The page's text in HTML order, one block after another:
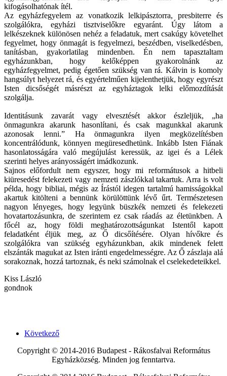
kifogásolhatónak ítél.
Az egyházfegyelem az vonatkozik lelkipásztorra, presbiterre és
szolgálókra, egyházi tisztviselőkre egyaránt. Úgy látom a
lelkészeknek különösen nehéz a feladatuk, mert csakúgy követelhet
fegyelmet, hogy önmagát is fegyelmezi, beszédben, viselkedésben,
tanításban, gyakorlatilag mindenben. Én nem tapasztaltam
egyházunkban, hogy kelőképpen gyakorolnánk az
egyházfegyelmet, pedig égetően szükség van rá. Kálvin is komoly
hangsúlyt helyezet rá, és egyértelműen kijelenthetjük, hogy egyrészt
Isten dicsőségét másrészt az egyháztagok lelki előmozdítását
szolgálja.
Identitásunk zavarát vagy elvesztését akkor észleljük, „ha
önmagunkra akarunk hasonlítani, és csak magunkkal akarunk
azonosak lenni.” Ha önmagunkra ilyen megközelítésben
koncentrálódunk, könnyen megüresedhetünk. Inkább Isten Fiának
hasonlatosságára való megújulást keressük, az igei és a Lélek
szerinti helyes arányosságért imádkozunk.
Sajnos előfordult nem egyszer, hogy mi reformátusok a hitbeli
kiüresedést felekezeti vagy nemzeti zászlókkal takartuk. Arra is volt
példa, hogy bibliai, mégis az Írástól idegen tartalmú hamisságokkal
akartuk kitölteni a bennünk körülöttünk lévő űrt. Természetesen
nagyon lényeges, hogy legyünk büszkék nemzeti és felekezeti
hovatartozásunkra, de szerintem ez csak ráadás az életünkben. A
főcél az, hogy földi meghatározottságunkat Istentől kapott
feladatként éljük meg, az Ő dicsőítésére. Olyan hívőkre és
szolgálókra van szükség egyházunkban, akik mindenek felett
elszánták magukat az Isten iránti engedelmességre. Az Ő zászlaja alá
sorakoznak, hozzá tartoznak, és neki számolnak el cselekedeteikkel.
Kiss László
gondnok
Következő
Copyright © 2014-2016 Budapest - Rákosfalvai Református
Egyházközség. Minden jog fenntartva.